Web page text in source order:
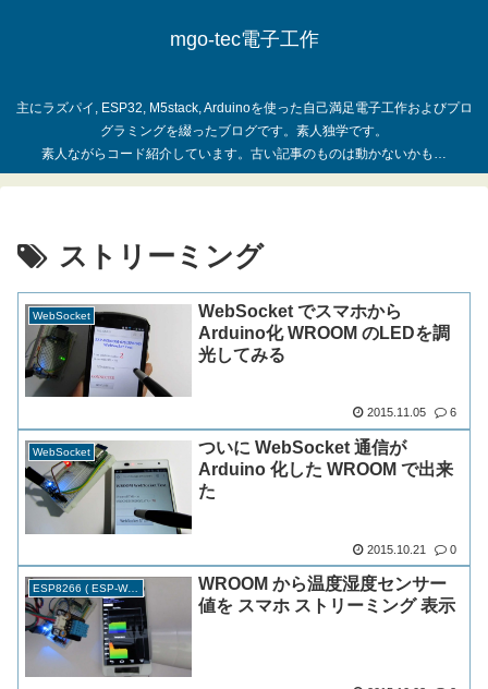
mgo-tec電子工作
主にラズパイ, ESP32, M5stack, Arduinoを使った自己満足電子工作およびプロ
グラミングを綴ったブログです。素人独学です。
ストリーミング
WebSocket
WebSocket でスマホから
Arduino化 WROOM のLEDを調
光してみる
2015.11.05 6
WebSocket
ついに WebSocket 通信が
Arduino 化した WROOM で出来
た
2015.10.21 0
ESP8266 ( ESP-WROOM-02 )
WROOM から温度湿度センサー
値を スマホ ストリーミング 表示